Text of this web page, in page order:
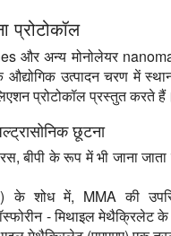
प्रोटोकॉल
और अन्य मोनोलेयर
उत्पादन चरण में
प्रोटोकॉल प्रस्तुत करते हैं।
छूटना
बीपी के रूप में भी जाना
के शोध में, MMA की
- मिथाइल मेथैक्रिलेट